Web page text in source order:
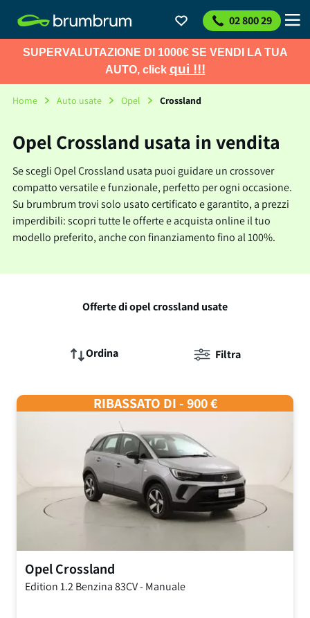
02 800 29
SUPERVALUTAZIONE DI 1000€ SE VENDI LA TUA
AUTO, click qui !!!
Home Auto usate Opel Crossland
Opel Crossland usata in vendita
Se scegli Opel Crossland usata puoi guidare un crossover
compatto versatile e funzionale, perfetto per ogni occasione.
Su brumbrum trovi solo usato certificato e garantito, a prezzi
imperdibili: scopri tutte le offerte e acquista online il tuo
modello preferito, anche con finanziamento fino al 100%.
Offerte di opel crossland usate
Ordina Filtra
RIBASSATO DI - 900 €
OpelCrossland
Edition1.2 Benzina 83CV-Manuale